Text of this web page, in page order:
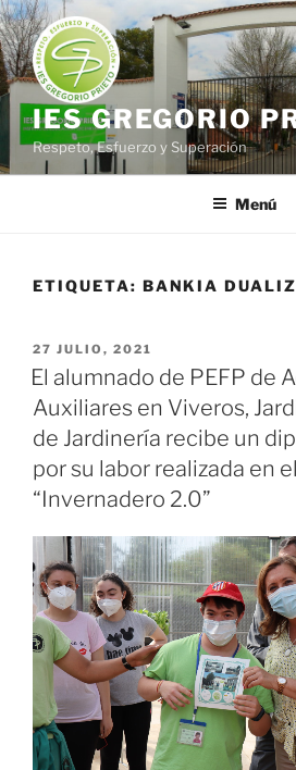
Saltar
al
contenido
IES GREGORIO
Respeto, Esfuerzo y Superación
Menú
ETIQUETA: BANKIA
PUBLICADO
EL
27 JULIO, 2021
El alumnado de PEFP de
Auxiliares en Viveros,
de Jardinería recibe un
por su labor realizada en
“Invernadero 2.0”